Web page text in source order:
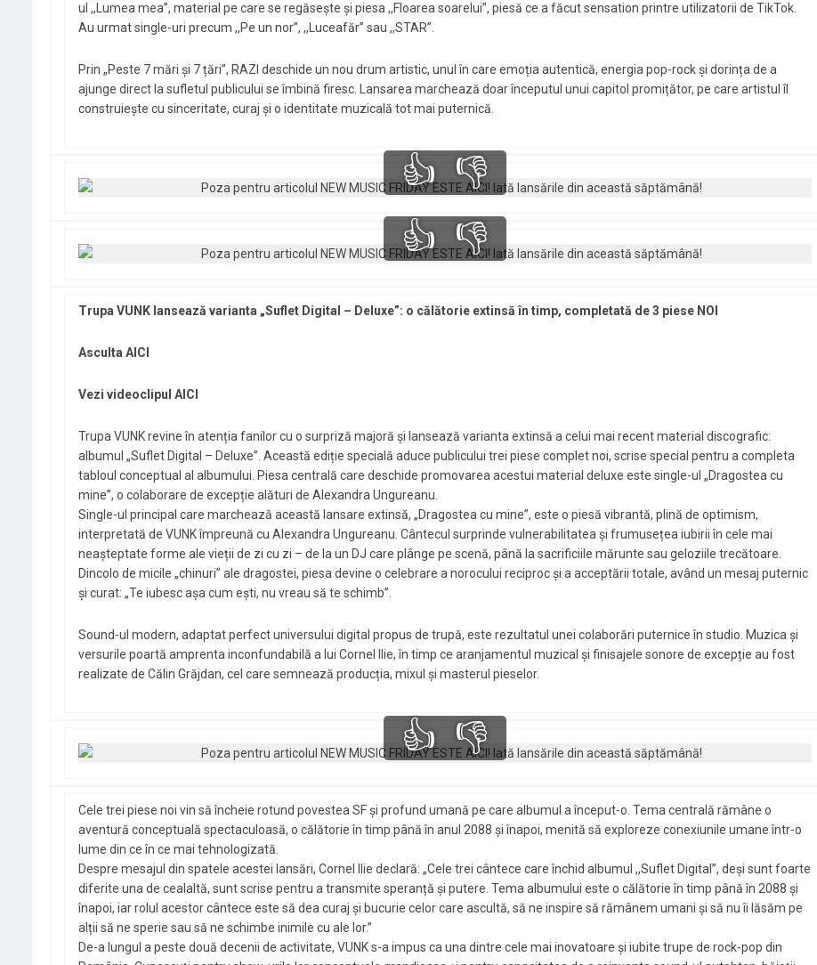
ul ,,Lumea mea”, material pe care se regăsește și piesa ,,Floarea soarelui”, piesă ce a făcut sensation printre utilizatorii de TikTok.
Au urmat single-uri precum ,,Pe un nor”, ,,Luceafăr” sau ,,STAR”.
Prin „Peste 7 mări și 7 țări”, RAZI deschide un nou drum artistic, unul în care emoția autentică, energia pop-rock și dorința de a
ajunge direct la sufletul publicului se îmbină firesc. Lansarea marchează doar începutul unui capitol promițător, pe care artistul îl
construiește cu sinceritate, curaj și o identitate muzicală tot mai puternică.
👍 👎
👍 👎
Trupa VUNK lansează varianta „Suflet Digital – Deluxe”: o călătorie extinsă în timp, completată de 3 piese NOI
Asculta AICI
Vezi videoclipul AICI
Trupa VUNK revine în atenția fanilor cu o surpriză majoră și lansează varianta extinsă a celui mai recent material discografic:
albumul „Suflet Digital – Deluxe”. Această ediție specială aduce publicului trei piese complet noi, scrise special pentru a completa
tabloul conceptual al albumului. Piesa centrală care deschide promovarea acestui material deluxe este single-ul „Dragostea cu
mine”, o colaborare de excepție alături de Alexandra Ungureanu.
Single-ul principal care marchează această lansare extinsă, „Dragostea cu mine”, este o piesă vibrantă, plină de optimism,
interpretată de VUNK împreună cu Alexandra Ungureanu. Cântecul surprinde vulnerabilitatea și frumusețea iubirii în cele mai
neașteptate forme ale vieții de zi cu zi – de la un DJ care plânge pe scenă, până la sacrificiile mărunte sau geloziile trecătoare.
Dincolo de micile „chinuri” ale dragostei, piesa devine o celebrare a norocului reciproc și a acceptării totale, având un mesaj puternic
și curat: „Te iubesc așa cum ești, nu vreau să te schimb”.
Sound-ul modern, adaptat perfect universului digital propus de trupă, este rezultatul unei colaborări puternice în studio. Muzica și
versurile poartă amprenta inconfundabilă a lui Cornel Ilie, în timp ce aranjamentul muzical și finisajele sonore de excepție au fost
realizate de Călin Grăjdan, cel care semnează producția, mixul și masterul pieselor.
👍 👎
Cele trei piese noi vin să încheie rotund povestea SF și profund umană pe care albumul a început-o. Tema centrală rămâne o
aventură conceptuală spectaculoasă, o călătorie în timp până în anul 2088 și înapoi, menită să exploreze conexiunile umane într-o
lume din ce în ce mai tehnologizată.
Despre mesajul din spatele acestei lansări, Cornel Ilie declară: „Cele trei cântece care închid albumul ,,Suflet Digital”, deși sunt foarte
diferite una de cealaltă, sunt scrise pentru a transmite speranță și putere. Tema albumului este o călătorie în timp până în 2088 și
înapoi, iar rolul acestor cântece este să dea curaj și bucurie celor care ascultă, să ne inspire să rămânem umani și să nu îi lăsăm pe
alții să ne sperie sau să ne schimbe inimile cu ale lor.”
De-a lungul a peste două decenii de activitate, VUNK s-a impus ca una dintre cele mai inovatoare și iubite trupe de rock-pop din